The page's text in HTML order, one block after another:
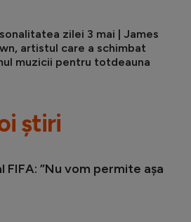
zilei 3 mai | James
artistul care a schimbat
muzicii pentru totdeauna
știri
”Nu vom permite așa